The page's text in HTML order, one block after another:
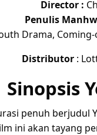
Director :
Penulis
Drama,
Distributor :
Sinopsis
penuh berjudul
ini akan tayang